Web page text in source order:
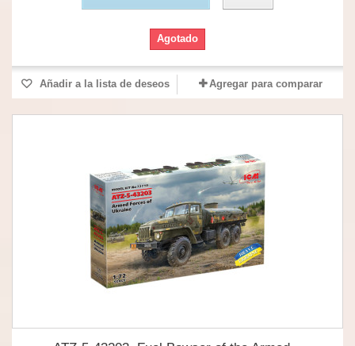
Agotado
Añadir a la lista de deseos Agregar para comparar